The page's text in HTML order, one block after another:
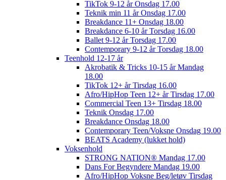
TikTok 9-12 år Onsdag 17.00
Teknik min 11 år Onsdag 17.00
Breakdance 11+ Onsdag 18.00
Breakdance 6-10 år Torsdag 16.00
Ballet 9-12 år Torsdag 17.00
Contemporary 9-12 år Torsdag 18.00
Teenhold 12-17 år
Akrobatik & Tricks 10-15 år Mandag
18.00
TikTok 12+ år Tirsdag 16.00
Afro/HipHop Teen 12+ år Tirsdag 17.00
Commercial Teen 13+ Tirsdag 18.00
Teknik Onsdag 17.00
Breakdance Onsdag 18.00
Contemporary Teen/Voksne Onsdag 19.00
BEATS Academy (lukket hold)
Voksenhold
STRONG NATION® Mandag 17.00
Dans For Begyndere Mandag 19.00
Afro/HipHop Voksne Beg/letøv Tirsdag